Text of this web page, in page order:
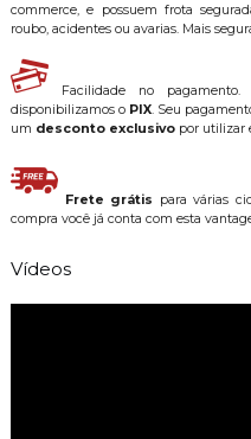
commerce, e possuem frota
roubo, acidentes ou avarias. Mais
Facilidade no
disponibilizamos o PIX . Seu
um desconto exclusivopor utilizar
Frete grátis para várias
compra você já conta com esta
Vídeos